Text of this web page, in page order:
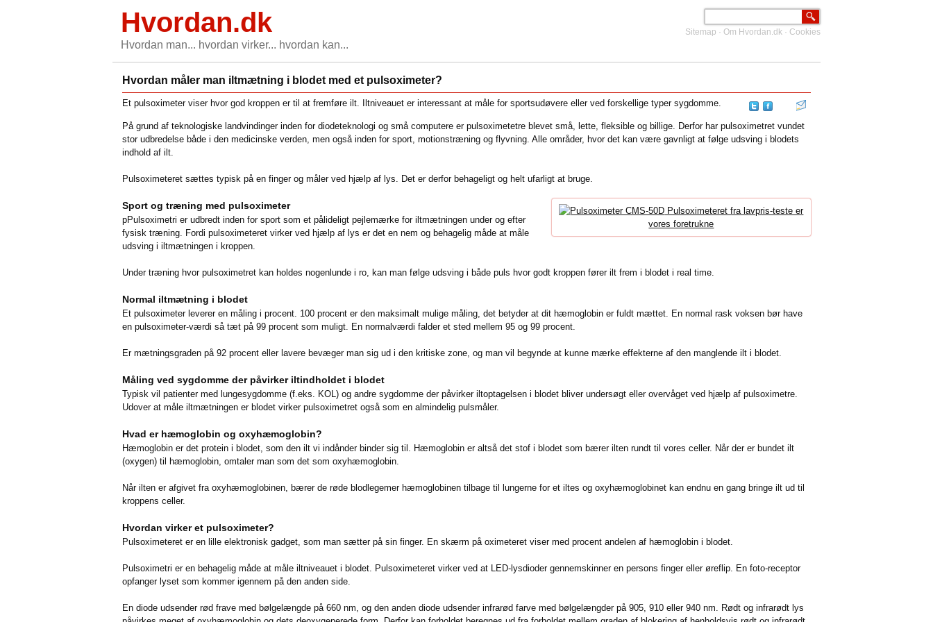
Sitemap · Om Hvordan.dk · Cookies
Hvordan.dk
Hvordan man... hvordan virker... hvordan kan...
Hvordan måler man iltmætning i blodet med et pulsoximeter?
Et pulsoximeter viser hvor god kroppen er til at fremføre ilt. Iltniveauet er interessant at måle for sportsudøvere eller ved forskellige typer sygdomme.
På grund af teknologiske landvindinger inden for diodeteknologi og små computere er pulsoximetetre blevet små, lette, fleksible og billige. Derfor har pulsoximetret vundet
stor udbredelse både i den medicinske verden, men også inden for sport, motionstræning og flyvning. Alle områder, hvor det kan være gavnligt at følge udsving i blodets
indhold af ilt.
Pulsoximeteret sættes typisk på en finger og måler ved hjælp af lys. Det er derfor behageligt og helt ufarligt at bruge.
Pulsoximeteret fra lavpris-teste er
vores foretrukne
Sport og træning med pulsoximeter
pPulsoximetri er udbredt inden for sport som et pålideligt pejlemærke for iltmætningen under og efter
fysisk træning. Fordi pulsoximeteret virker ved hjælp af lys er det en nem og behagelig måde at måle
udsving i iltmætningen i kroppen.
Under træning hvor pulsoximetret kan holdes nogenlunde i ro, kan man følge udsving i både puls hvor godt kroppen fører ilt frem i blodet i real time.
Normal iltmætning i blodet
Et pulsoximeter leverer en måling i procent. 100 procent er den maksimalt mulige måling, det betyder at dit hæmoglobin er fuldt mættet. En normal rask voksen bør have
en pulsoximeter-værdi så tæt på 99 procent som muligt. En normalværdi falder et sted mellem 95 og 99 procent.
Er mætningsgraden på 92 procent eller lavere bevæger man sig ud i den kritiske zone, og man vil begynde at kunne mærke effekterne af den manglende ilt i blodet.
Måling ved sygdomme der påvirker iltindholdet i blodet
Typisk vil patienter med lungesygdomme (f.eks. KOL) og andre sygdomme der påvirker iltoptagelsen i blodet bliver undersøgt eller overvåget ved hjælp af pulsoximetre.
Udover at måle iltmætningen er blodet virker pulsoximetret også som en almindelig pulsmåler.
Hvad er hæmoglobin og oxyhæmoglobin?
Hæmoglobin er det protein i blodet, som den ilt vi indånder binder sig til. Hæmoglobin er altså det stof i blodet som bærer ilten rundt til vores celler. Når der er bundet ilt
(oxygen) til hæmoglobin, omtaler man som det som oxyhæmoglobin.
Når ilten er afgivet fra oxyhæmoglobinen, bærer de røde blodlegemer hæmoglobinen tilbage til lungerne for et iltes og oxyhæmoglobinet kan endnu en gang bringe ilt ud til
kroppens celler.
Hvordan virker et pulsoximeter?
Pulsoximeteret er en lille elektronisk gadget, som man sætter på sin finger. En skærm på oximeteret viser med procent andelen af hæmoglobin i blodet.
Pulsoximetri er en behagelig måde at måle iltniveauet i blodet. Pulsoximeteret virker ved at LED-lysdioder gennemskinner en persons finger eller øreflip. En foto-receptor
opfanger lyset som kommer igennem på den anden side.
En diode udsender rød frave med bølgelængde på 660 nm, og den anden diode udsender infrarød farve med bølgelængder på 905, 910 eller 940 nm. Rødt og infrarødt lys